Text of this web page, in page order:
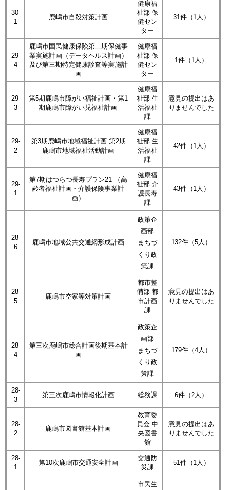
30-
1
鹿嶋市自殺対策計画
健康福
祉部 保
健セン
ター
31件（1人）
29-
4
鹿嶋市国民健康保険第二期保健事
業実施計画（データヘルス計画）
及び第三期特定健康診査等実施計
画
健康福
祉部 保
健セン
ター
1件（1人）
29-
3
第5期鹿嶋市障がい福祉計画・第1
期鹿嶋市障がい児福祉計画
健康福
祉部 生
活福祉
課
意見の提出はあ
りませんでした
29-
2
第3期鹿嶋市地域福祉計画 第2期
鹿嶋市地域福祉活動計画
健康福
祉部 生
活福祉
課
42件（1人）
29-
1
第7期はつらつ長寿プラン21 （高
齢者福祉計画・介護保険事業計
画）
健康福
祉部 介
護長寿
課
43件（1人）
28-
6
鹿嶋市地域公共交通網形成計画
政策企
画部
まちづ
くり政
策課
132件（5人）
28-
5
鹿嶋市空家等対策計画
都市整
備部 都
市計画
課
意見の提出はあ
りませんでした
28-
4
第三次鹿嶋市総合計画後期基本計
画
政策企
画部
まちづ
くり政
策課
179件（4人）
28-
3
第三次鹿嶋市情報化計画 総務課 6件（2人）
28-
2
鹿嶋市図書館基本計画
教育委
員会 中
央図書
館
意見の提出はあ
りませんでした
28-
1
第10次鹿嶋市交通安全計画
交通防
災課
51件（1人）
市民生